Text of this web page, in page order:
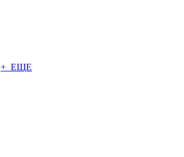
+ ЕЩЕ